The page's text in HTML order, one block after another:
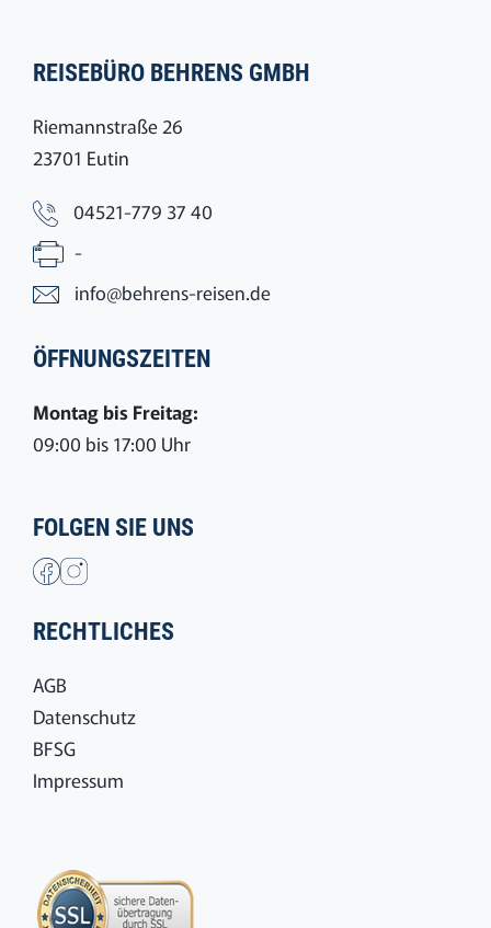
REISEBÜRO BEHRENS GMBH
Riemannstraße 26
23701 Eutin
04521-779 37 40
-
info@behrens-reisen.de
ÖFFNUNGSZEITEN
Montag bis Freitag:
09:00 bis 17:00 Uhr
FOLGEN SIE UNS
RECHTLICHES
AGB
Datenschutz
BFSG
Impressum